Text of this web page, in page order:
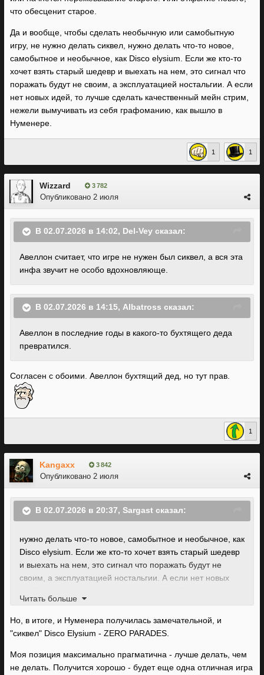
что обесценит старое.
Да и вообще, чтобы сделать необычную или самобытную
игру, не нужно делать сиквел, нужно делать что-то новое,
самобытное и необычное, как Disco elysium. Если же кто-то
хочет взять старый шедевр и выехать на нем, это сигнал что
поражать будут не своим, а эксплуатацией ностальгии. А если
нет новых идей, то лучше сделать качественный мейн стрим,
нежели вымучивать из себя графоманию, как вышло в
Нуменере.
1 1
Wizzard 3 782
Опубликовано 2 июля
В 02.07.2026 в 14:02, Del-Vey сказал:
Авеллон считает, что игре не нужен был сиквел, а вся эта
инфа звучит не особо вдохновляюще.
В 02.07.2026 в 14:15, Albatross сказал:
Авеллон в последние годы в какого-то бухтящего деда
превратился.
Согласен с обоими. Авеллон бухтящий дед, но тут прав.
1
Kangaxx 3 842
Опубликовано 2 июля
В 02.07.2026 в 20:37, Sargast сказал:
нужно делать что-то новое, самобытное и необычное, как
Disco elysium. Если же кто-то хочет взять старый шедевр
и выехать на нем, это сигнал что поражать будут не
своим, а эксплуатацией ностальгии. А если нет новых
нежели вымучивать из себя графоманию, как вышло в
Читать больше
Но, в итоге, и Нуменера получилась замечательной, и
"сиквел" Disco Elysium - ZERO PARADES.
Моя позиция максимально прагматична - лучше делать, чем
не делать. Получится хорошо - будет еще одна отличная игра